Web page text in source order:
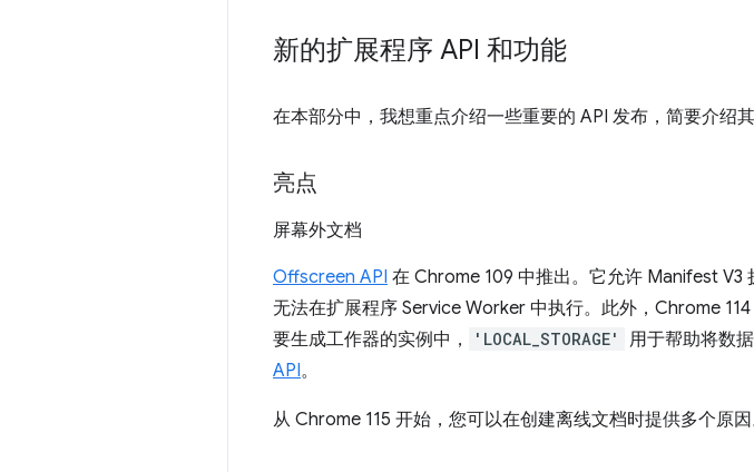
新的扩展程序 API 和功能
在本部分中，我想重点介绍一些重要的 API 发布，简要介绍
亮点
屏幕外文档
Offscreen API 在 Chrome 109 中推出。它允许 Manifest V3
无法在扩展程序 Service Worker 中执行。此外，Chrome
要生成工作器的实例中，
'LOCAL_STORAGE' 用于帮助将数
API。
从 Chrome 115 开始，您可以在创建离线文档时提供多个原